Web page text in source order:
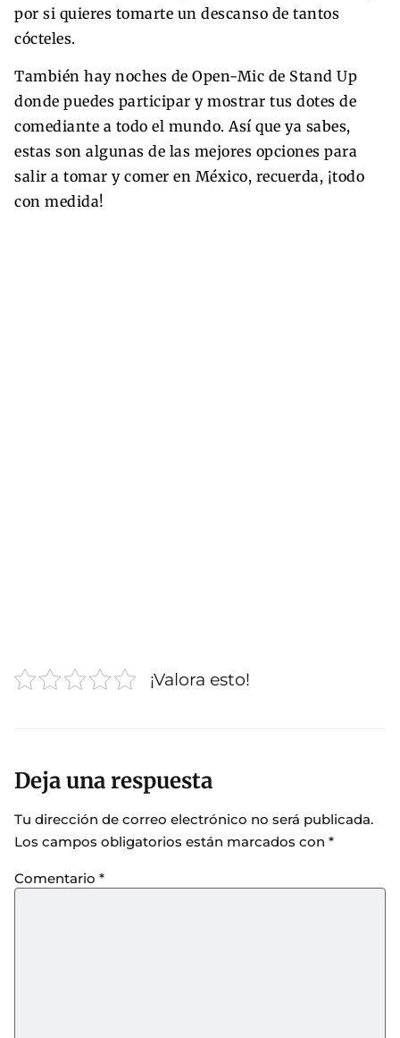
por si quieres tomarte un descanso de tantos
cócteles.
También hay noches de Open-Mic de Stand Up
donde puedes participar y mostrar tus dotes de
comediante a todo el mundo. Así que ya sabes,
estas son algunas de las mejores opciones para
salir a tomar y comer en México, recuerda, ¡todo
con medida!
¡Valora esto!
Deja una respuesta
Tu dirección de correo electrónico no será publicada.
Los campos obligatorios están marcados con *
Comentario *